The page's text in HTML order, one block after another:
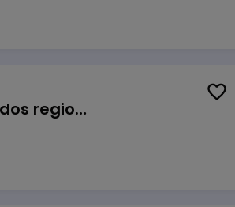
Pagalbinis darbuotojas (-a) Klaipėdos regioninėje kepykloje (indų plovime)